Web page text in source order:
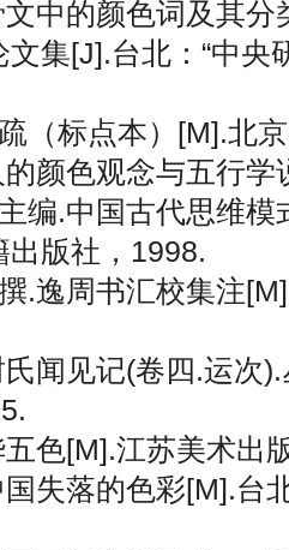
文中的颜色词及其
集[J].台北：“中央
（标点本）[M].北
的颜色观念与五行
编.中国古代思维
版社，1998.
.逸周书汇校集注
氏闻见记(卷四.运次
五色[M].江苏美术出
国失落的色彩[M].台